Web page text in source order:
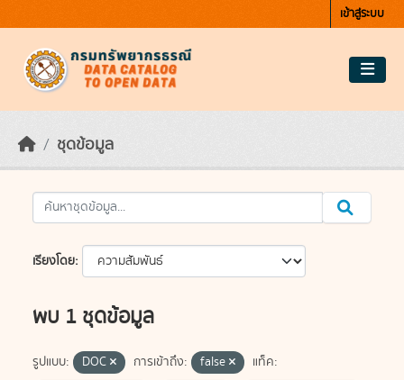
เข้าสู่ระบบ
ชุดข้อมูล
เรียงโดย
พบ 1 ชุดข้อมูล
รูปแบบ: DOC การเข้าถึง: false
แท็ค: